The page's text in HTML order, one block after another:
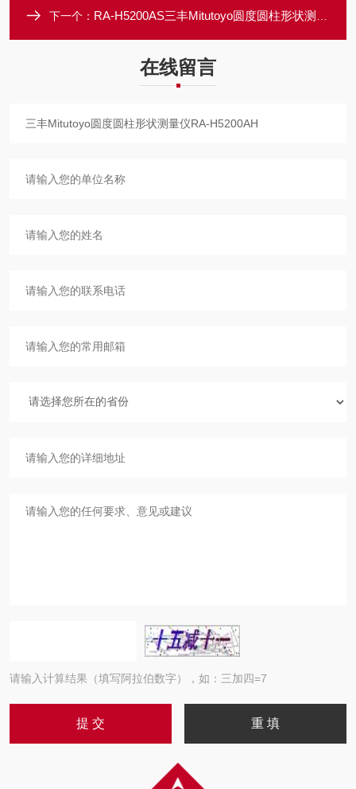
下一个： RA-H5200AS三丰Mitutoyo圆度圆柱形状测量仪RA-H5200AS
在线留言
请输入计算结果（填写阿拉伯数字），如：三加四=7